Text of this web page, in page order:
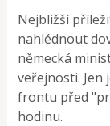
Nejbližší
nahlédnout
německá
veřejnosti.
frontu před
hodinu.